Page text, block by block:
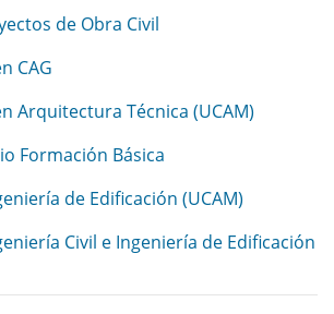
de Obra Civil
CAG
Arquitectura Técnica (UCAM)
Formación Básica
de Edificación (UCAM)
Civil e Ingeniería de Edificación